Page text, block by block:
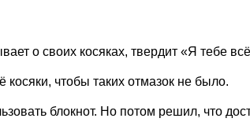
о своих косяках, твердит «Я тебе
косяки, чтобы таких отмазок не было.
блокнот. Но потом решил, что